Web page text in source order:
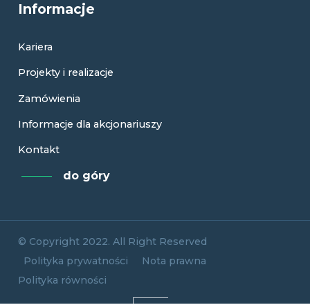
Informacje
Kariera
Projekty i realizacje
Zamówienia
Informacje dla akcjonariuszy
Kontakt
do góry
© Copyright 2022. All Right Reserved
Polityka prywatności
Nota prawna
Polityka równości